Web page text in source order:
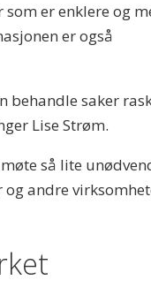
er enklere og
er også
behandle saker
Lise Strøm.
så lite
andre